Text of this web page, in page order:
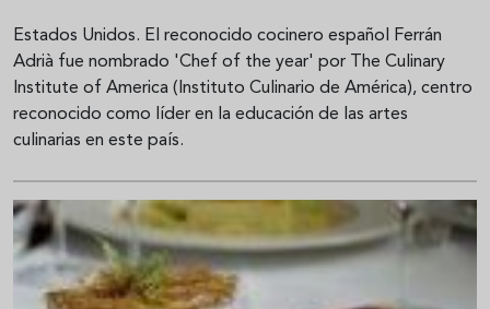
Estados Unidos. El reconocido cocinero español Ferrán
Adrià fue nombrado 'Chef of the year' por The Culinary
Institute of America (Instituto Culinario de América), centro
reconocido como líder en la educación de las artes
culinarias en este país.